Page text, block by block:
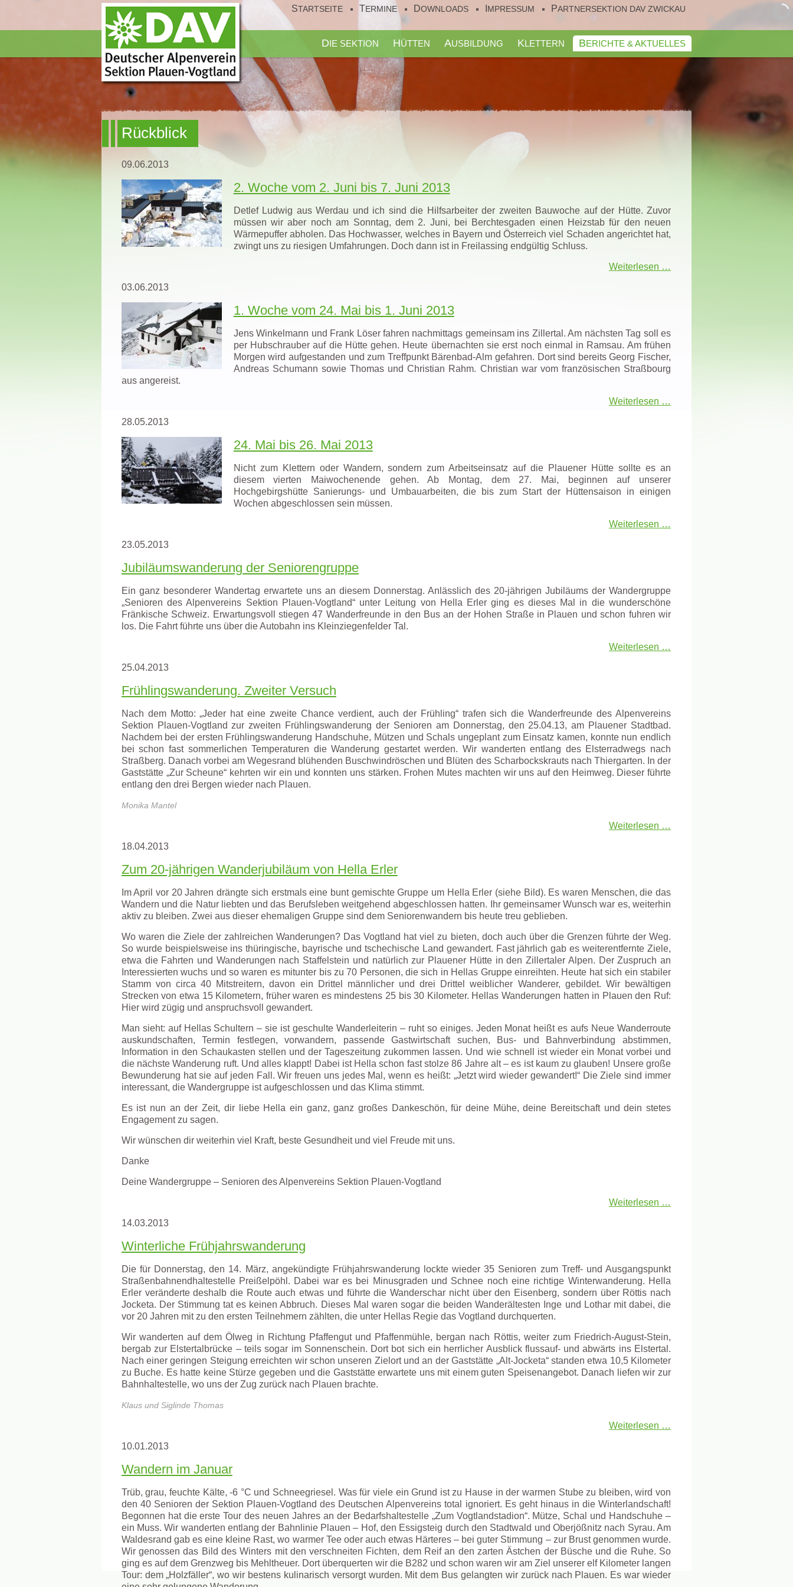
STARTSEITE TERMINE DOWNLOADS IMPRESSUM PARTNERSEKTION DAV ZWICKAU
DIE SEKTION HÜTTEN AUSBILDUNG KLETTERN BERICHTE & AKTUELLES
Rückblick
09.06.2013
2. Woche vom 2. Juni bis 7. Juni 2013
Detlef Ludwig aus Werdau und ich sind die Hilfsarbeiter der zweiten Bauwoche auf der Hütte. Zuvor
müssen wir aber noch am Sonntag, dem 2. Juni, bei Berchtesgaden einen Heizstab für den neuen
Wärmepuffer abholen. Das Hochwasser, welches in Bayern und Österreich viel Schaden angerichtet hat,
zwingt uns zu riesigen Umfahrungen. Doch dann ist in Freilassing endgültig Schluss.
Weiterlesen …
03.06.2013
1. Woche vom 24. Mai bis 1. Juni 2013
Jens Winkelmann und Frank Löser fahren nachmittags gemeinsam ins Zillertal. Am nächsten Tag soll es
per Hubschrauber auf die Hütte gehen. Heute übernachten sie erst noch einmal in Ramsau. Am frühen
Morgen wird aufgestanden und zum Treffpunkt Bärenbad-Alm gefahren. Dort sind bereits Georg Fischer,
Andreas Schumann sowie Thomas und Christian Rahm. Christian war vom französischen Straßbourg
aus angereist.
Weiterlesen …
28.05.2013
24. Mai bis 26. Mai 2013
Nicht zum Klettern oder Wandern, sondern zum Arbeitseinsatz auf die Plauener Hütte sollte es an
diesem vierten Maiwochenende gehen. Ab Montag, dem 27. Mai, beginnen auf unserer
Hochgebirgshütte Sanierungs- und Umbauarbeiten, die bis zum Start der Hüttensaison in einigen
Wochen abgeschlossen sein müssen.
Weiterlesen …
23.05.2013
Jubiläumswanderung der Seniorengruppe
Ein ganz besonderer Wandertag erwartete uns an diesem Donnerstag. Anlässlich des 20-jährigen Jubiläums der Wandergruppe
„Senioren des Alpenvereins Sektion Plauen-Vogtland“ unter Leitung von Hella Erler ging es dieses Mal in die wunderschöne
Fränkische Schweiz. Erwartungsvoll stiegen 47 Wanderfreunde in den Bus an der Hohen Straße in Plauen und schon fuhren wir
los. Die Fahrt führte uns über die Autobahn ins Kleinziegenfelder Tal.
Weiterlesen …
25.04.2013
Frühlingswanderung. Zweiter Versuch
Nach dem Motto: „Jeder hat eine zweite Chance verdient, auch der Frühling“ trafen sich die Wanderfreunde des Alpenvereins
Sektion Plauen-Vogtland zur zweiten Frühlingswanderung der Senioren am Donnerstag, den 25.04.13, am Plauener Stadtbad.
Nachdem bei der ersten Frühlingswanderung Handschuhe, Mützen und Schals ungeplant zum Einsatz kamen, konnte nun endlich
bei schon fast sommerlichen Temperaturen die Wanderung gestartet werden. Wir wanderten entlang des Elsterradwegs nach
Straßberg. Danach vorbei am Wegesrand blühenden Buschwindröschen und Blüten des Scharbockskrauts nach Thiergarten. In der
Gaststätte „Zur Scheune“ kehrten wir ein und konnten uns stärken. Frohen Mutes machten wir uns auf den Heimweg. Dieser führte
entlang den drei Bergen wieder nach Plauen.
Monika Mantel
Weiterlesen …
18.04.2013
Zum 20-jährigen Wanderjubiläum von Hella Erler
Im April vor 20 Jahren drängte sich erstmals eine bunt gemischte Gruppe um Hella Erler (siehe Bild). Es waren Menschen, die das
Wandern und die Natur liebten und das Berufsleben weitgehend abgeschlossen hatten. Ihr gemeinsamer Wunsch war es, weiterhin
aktiv zu bleiben. Zwei aus dieser ehemaligen Gruppe sind dem Seniorenwandern bis heute treu geblieben.
Wo waren die Ziele der zahlreichen Wanderungen? Das Vogtland hat viel zu bieten, doch auch über die Grenzen führte der Weg.
So wurde beispielsweise ins thüringische, bayrische und tschechische Land gewandert. Fast jährlich gab es weiterentfernte Ziele,
etwa die Fahrten und Wanderungen nach Staffelstein und natürlich zur Plauener Hütte in den Zillertaler Alpen. Der Zuspruch an
Interessierten wuchs und so waren es mitunter bis zu 70 Personen, die sich in Hellas Gruppe einreihten. Heute hat sich ein stabiler
Stamm von circa 40 Mitstreitern, davon ein Drittel männlicher und drei Drittel weiblicher Wanderer, gebildet. Wir bewältigen
Strecken von etwa 15 Kilometern, früher waren es mindestens 25 bis 30 Kilometer. Hellas Wanderungen hatten in Plauen den Ruf:
Hier wird zügig und anspruchsvoll gewandert.
Man sieht: auf Hellas Schultern – sie ist geschulte Wanderleiterin – ruht so einiges. Jeden Monat heißt es aufs Neue Wanderroute
auskundschaften, Termin festlegen, vorwandern, passende Gastwirtschaft suchen, Bus- und Bahnverbindung abstimmen,
Information in den Schaukasten stellen und der Tageszeitung zukommen lassen. Und wie schnell ist wieder ein Monat vorbei und
die nächste Wanderung ruft. Und alles klappt! Dabei ist Hella schon fast stolze 86 Jahre alt – es ist kaum zu glauben! Unsere große
Bewunderung hat sie auf jeden Fall. Wir freuen uns jedes Mal, wenn es heißt: „Jetzt wird wieder gewandert!“ Die Ziele sind immer
interessant, die Wandergruppe ist aufgeschlossen und das Klima stimmt.
Es ist nun an der Zeit, dir liebe Hella ein ganz, ganz großes Dankeschön, für deine Mühe, deine Bereitschaft und dein stetes
Engagement zu sagen.
Wir wünschen dir weiterhin viel Kraft, beste Gesundheit und viel Freude mit uns.
Danke
Deine Wandergruppe – Senioren des Alpenvereins Sektion Plauen-Vogtland
Weiterlesen …
14.03.2013
Winterliche Frühjahrswanderung
Die für Donnerstag, den 14. März, angekündigte Frühjahrswanderung lockte wieder 35 Senioren zum Treff- und Ausgangspunkt
Straßenbahnendhaltestelle Preißelpöhl. Dabei war es bei Minusgraden und Schnee noch eine richtige Winterwanderung. Hella
Erler veränderte deshalb die Route auch etwas und führte die Wanderschar nicht über den Eisenberg, sondern über Röttis nach
Jocketa. Der Stimmung tat es keinen Abbruch. Dieses Mal waren sogar die beiden Wanderältesten Inge und Lothar mit dabei, die
vor 20 Jahren mit zu den ersten Teilnehmern zählten, die unter Hellas Regie das Vogtland durchquerten.
Wir wanderten auf dem Ölweg in Richtung Pfaffengut und Pfaffenmühle, bergan nach Röttis, weiter zum Friedrich-August-Stein,
bergab zur Elstertalbrücke – teils sogar im Sonnenschein. Dort bot sich ein herrlicher Ausblick flussauf- und abwärts ins Elstertal.
Nach einer geringen Steigung erreichten wir schon unseren Zielort und an der Gaststätte „Alt-Jocketa“ standen etwa 10,5 Kilometer
zu Buche. Es hatte keine Stürze gegeben und die Gaststätte erwartete uns mit einem guten Speisenangebot. Danach liefen wir zur
Bahnhaltestelle, wo uns der Zug zurück nach Plauen brachte.
Klaus und Siglinde Thomas
Weiterlesen …
10.01.2013
Wandern im Januar
Trüb, grau, feuchte Kälte, -6 °C und Schneegriesel. Was für viele ein Grund ist zu Hause in der warmen Stube zu bleiben, wird von
den 40 Senioren der Sektion Plauen-Vogtland des Deutschen Alpenvereins total ignoriert. Es geht hinaus in die Winterlandschaft!
Begonnen hat die erste Tour des neuen Jahres an der Bedarfshaltestelle „Zum Vogtlandstadion“. Mütze, Schal und Handschuhe –
ein Muss. Wir wanderten entlang der Bahnlinie Plauen – Hof, den Essigsteig durch den Stadtwald und Oberjößnitz nach Syrau. Am
Waldesrand gab es eine kleine Rast, wo warmer Tee oder auch etwas Härteres – bei guter Stimmung – zur Brust genommen wurde.
Wir genossen das Bild des Winters mit den verschneiten Fichten, dem Reif an den zarten Ästchen der Büsche und die Ruhe. So
ging es auf dem Grenzweg bis Mehltheuer. Dort überquerten wir die B282 und schon waren wir am Ziel unserer elf Kilometer langen
Tour: dem „Holzfäller“, wo wir bestens kulinarisch versorgt wurden. Mit dem Bus gelangten wir zurück nach Plauen. Es war wieder